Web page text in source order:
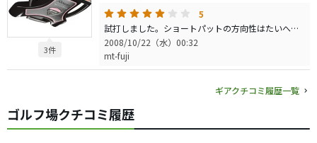
3件
5
試打しました。ショートパットの方向性はたいへんGOOD! ただ、私はロングパットの距離感がつかみにくかったです。（あくまで試打のみなので）練習すれば大丈夫でしょう。 スタッフさんの言う「自動車で言えば、ATです」は、非常に正しい評価だと思います。
2008/10/22（水）00:32
mt-fuji
ギアクチコミ履歴一覧
ゴルフ場クチコミ履歴